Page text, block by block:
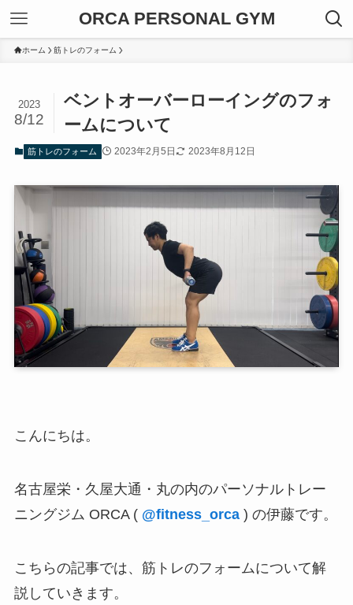
ORCA PERSONAL GYM
ホーム 筋トレのフォーム
ベントオーバーローイングのフォ
ームについて
2023
8/12
筋トレのフォーム 2023年2月5日 2023年8月12日
こんにちは。
名古屋栄・久屋大通・丸の内のパーソナルトレー
ニングジム ORCA ( @fitness_orca) の伊藤です。
こちらの記事では、筋トレのフォームについて解
説していきます。